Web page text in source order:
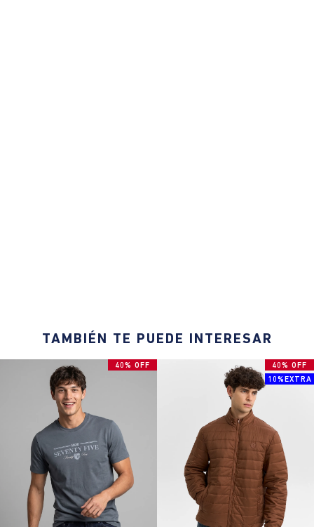
TAMBIÉN TE PUEDE INTERESAR
40% OFF
40% OFF
10%EXTRA